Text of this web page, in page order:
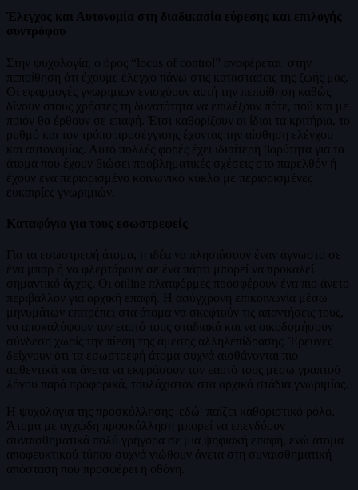
Έλεγχος και Αυτονομία στη διαδικασία εύρεσης και επιλογής
συντρόφου
Ʃτην ψυχολογία, ο όρος “locus of control” αναφέρεται στην
πεποίθηση ότι έχουμε έλεγχο πάνω στις καταστάσεις της ζωής μας.
Οι εφαρμογές γνωριμιών ενισχύουν αυτή την πεποίθηση καθώς
δίνουν στους χρήστες τη δυνατότητα να επιλέξουν πότε, πού και με
ποιόν θα έρθουν σε επαφή. Έτσι καθορίζουν οι ίδιοι τα κριτήρια, το
ρυθμό και τον τρόπο προσέγγισης έχοντας την αίσθηση ελέγχου
και αυτονομίας. Αυτό πολλές φορές έχει ιδιαίτερη βαρύτητα για τα
άτομα που έχουν βιώσει προβληματικές σχέσεις στο παρελθόν ή
έχουν ένα περιορισμένο κοινωνικό κύκλο με περιορισμένες
ευκαιρίες γνωριμιών.
Καταφύγιο για τους εσωστρεφείς
Για τα εσωστρεφή άτομα, η ιδέα να πλησιάσουν έναν άγνωστο σε
ένα μπαρ ή να φλερτάρουν σε ένα πάρτι μπορεί να προκαλεί
σημαντικό άγχος. Οι online πλατφόρμες προσφέρουν ένα πιο άνετο
περιβάλλον για αρχική επαφή. Η ασύγχρονη επικοινωνία μέσω
μηνυμάτων επιτρέπει στα άτομα να σκεφτούν τις απαντήσεις τους,
να αποκαλύψουν τον εαυτό τους σταδιακά και να οικοδομήσουν
σύνδεση χωρίς την πίεση της άμεσης αλληλεπίδρασης. Έρευνες
δείχνουν ότι τα εσωστρεφή άτομα συχνά αισθάνονται πιο
αυθεντικά και άνετα να εκφράσουν τον εαυτό τους μέσω γραπτού
λόγου παρά προφορικά, τουλάχιστον στα αρχικά στάδια γνωριμίας.
Η ψυχολογία της προσκόλλησης εδώ παίζει καθοριστικό ρόλο.
Άτομα με αγχώδη προσκόλληση μπορεί να επενδύουν
συναισθηματικά πολύ γρήγορα σε μια ψηφιακή επαφή, ενώ άτομα
αποφευκτικού τύπου συχνά νιώθουν άνετα στη συναισθηματική
απόσταση που προσφέρει η οθόνη.